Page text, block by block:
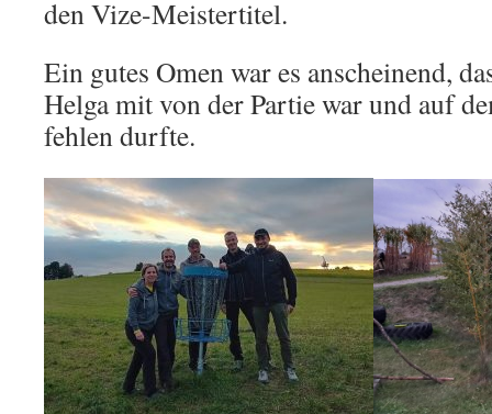
den Vize-Meistertitel.
Ein gutes Omen war es anscheinend,
Helga mit von der Partie war und auf
fehlen durfte.